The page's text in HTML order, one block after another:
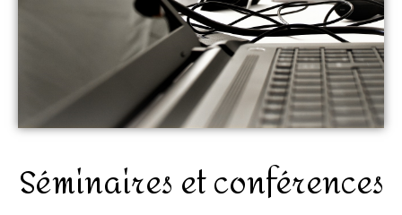
Séminaires et conférences